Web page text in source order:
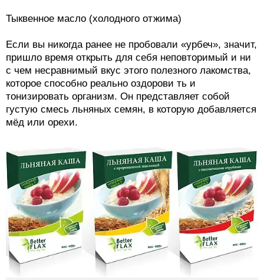
Тыквенное масло (холодного отжима)
Если вы никогда ранее не пробовали «урбеч», значит,
пришло время открыть для себя неповторимый и ни
с чем несравнимый вкус этого полезного лакомства,
которое способно реально оздорови ть и
тонизировать организм. Он представляет собой
густую смесь льняных семян, в которую добавляется
мёд или орехи.